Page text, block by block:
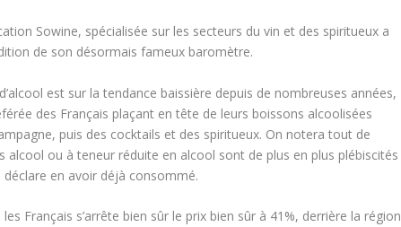
Sowine, spécialisée sur les secteurs du vin et des spiritueux a
de son désormais fameux baromètre.
est sur la tendance baissière depuis de nombreuses années,
des Français plaçant en tête de leurs boissons alcoolisées
puis des cocktails et des spiritueux. On notera tout de
alcool ou à teneur réduite en alcool sont de plus en plus plébiscités
déclare en avoir déjà consommé.
Français s’arrête bien sûr le prix bien sûr à 41%, derrière la région